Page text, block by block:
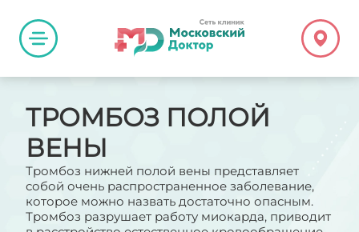
ТРОМБОЗ ПОЛОЙ
ВЕНЫ
Тромбоз нижней полой вены представляет
собой очень распространенное заболевание,
которое можно назвать достаточно опасным.
Тромбоз разрушает работу миокарда, приводит